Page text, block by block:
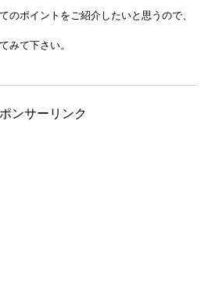
のポイントをご紹介したいと思うので、
みて下さい。
ンサーリンク